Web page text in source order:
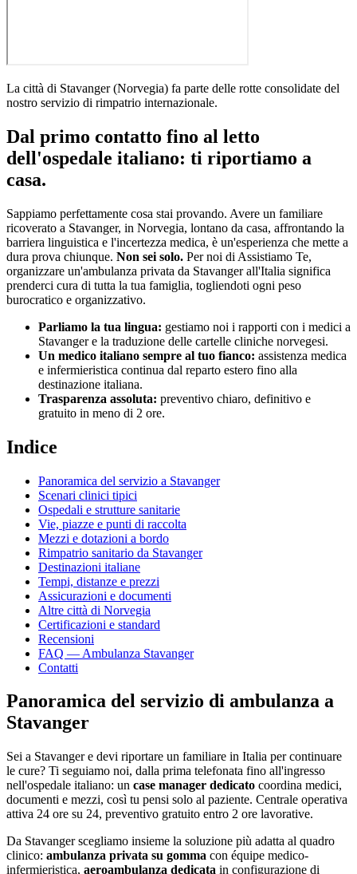
La città di Stavanger(Norvegia) fa parte delle rotte consolidate del
nostro servizio di rimpatrio internazionale.
Dal primo contatto fino al letto
dell'ospedale italiano: ti riportiamo a
casa.
Sappiamo perfettamente cosa stai provando. Avere un familiare
ricoverato a Stavanger, in Norvegia, lontano da casa, affrontando la
barriera linguistica e l'incertezza medica, è un'esperienza che mette a
dura prova chiunque. Non sei solo. Per noi di Assistiamo Te,
organizzare un'ambulanza privata da Stavangerall'Italia significa
prenderci cura di tutta la tua famiglia, togliendoti ogni peso
burocratico e organizzativo.
Parliamo la tua lingua: gestiamo noi i rapporti con i medici a
Stavangere la traduzione delle cartelle cliniche norvegesi.
Un medico italiano sempre al tuo fianco: assistenza medica
e infermieristica continua dal reparto estero fino alla
destinazione italiana.
Trasparenza assoluta: preventivo chiaro, definitivo e
gratuito in meno di 2 ore.
Indice
Panoramica del servizio a Stavanger
Scenari clinici tipici
Ospedali e strutture sanitarie
Vie, piazze e punti di raccolta
Mezzi e dotazioni a bordo
Rimpatrio sanitario da Stavanger
Destinazioni italiane
Tempi, distanze e prezzi
Assicurazioni e documenti
Altre città di Norvegia
Certificazioni e standard
Recensioni
FAQ — Ambulanza Stavanger
Contatti
Panoramica del servizio di ambulanza a
Stavanger
Sei a Stavangere devi riportare un familiare in Italia per continuare
le cure? Ti seguiamo noi, dalla prima telefonata fino all'ingresso
nell'ospedale italiano: un case manager dedicato coordina medici,
documenti e mezzi, così tu pensi solo al paziente. Centrale operativa
attiva 24 ore su 24, preventivo gratuito entro 2 ore lavorative.
Da Stavangerscegliamo insieme la soluzione più adatta al quadro
clinico: ambulanza privata su gomma con équipe medico-
infermieristica, aeroambulanza dedicata in configurazione di